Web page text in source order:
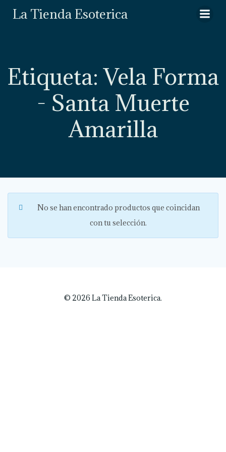
al
La Tienda Esoterica
Etiqueta: Vela Forma
- Santa Muerte
Amarilla
No se han encontrado productos que coincidan
con tu selección.
© 2026 La Tienda Esoterica.